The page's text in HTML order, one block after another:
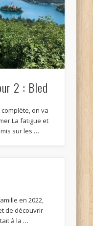
2 : Bled
on va
fatigue et
sur les …
en 2022,
de découvrir
à la …